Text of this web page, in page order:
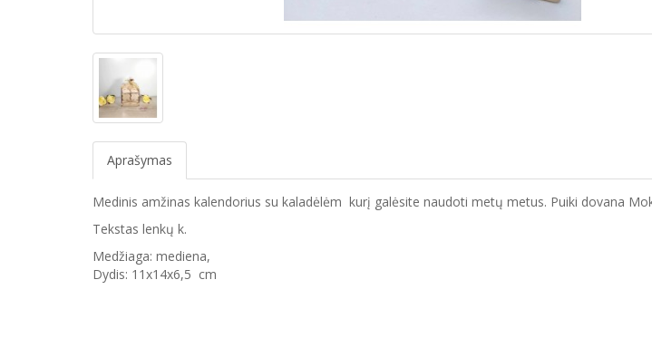
Aprašymas
Medinis amžinas kalendorius su kaladėlėm kurį galėsite naudoti metų metus. Puiki dovana
Tekstas lenkų k.
Medžiaga: mediena,
Dydis: 11x14x6,5 cm